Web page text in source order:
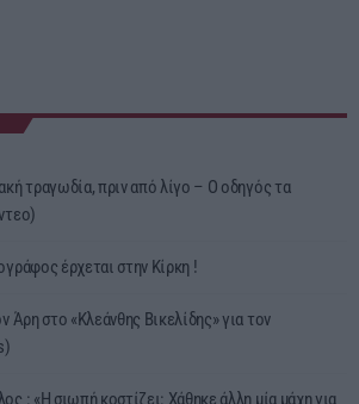
τραγωδία, πριν από λίγο – Ο οδηγός τα
έρχεται στην Κίρκη !
Άρη στο «Κλεάνθης Βικελίδης» για τον
: «Η σιωπή κοστίζει: Χάθηκε άλλη μία μάχη για